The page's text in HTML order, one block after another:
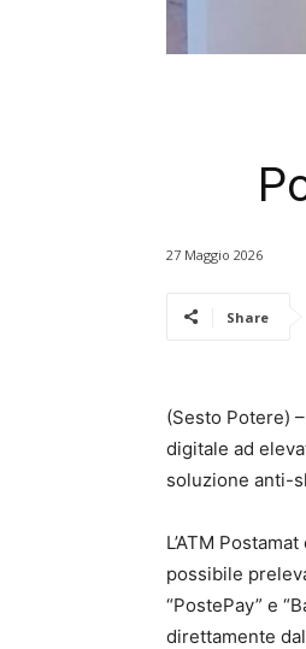
27 Maggio 2026
Share
(Sesto Potere)
digitale ad
soluzione anti-
L’ATM
possibile
“PostePay” e
direttamente